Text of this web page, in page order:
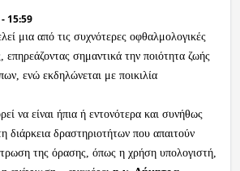
15:59
μια από τις συχνότερες οφθαλμολογικές
επηρεάζοντας σημαντικά την ποιότητα ζωής
ενώ εκδηλώνεται με ποικιλία
να είναι ήπια ή εντονότερα και συνήθως
διάρκεια δραστηριοτήτων που απαιτούν
της όρασης, όπως η χρήση υπολογιστή,